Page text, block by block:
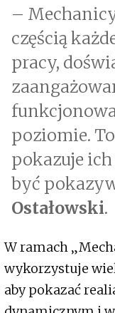
–
częścią
pracy,
poziomie.
pokazuje
być
Ostałowski.
W ramach
wykorzystuje
aby pokazać